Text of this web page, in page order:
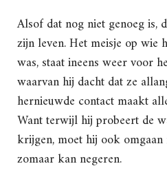
Alsof dat nog niet genoeg is,
zijn leven. Het meisje op
was, staat ineens weer voor
waarvan hij dacht dat ze
hernieuwde contact maakt
Want terwijl hij probeert de
krijgen, moet hij ook
zomaar kan negeren.